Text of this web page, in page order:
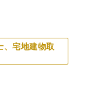
、宅地建物取